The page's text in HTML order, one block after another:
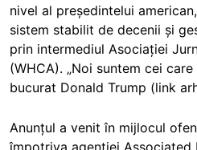
nivel al președintelui
sistem stabilit de decenii și
prin intermediul Asociației
(WHCA). „Noi suntem cei
bucurat Donald Trump (link
Anunțul a venit în mijlocul
împotriva agenției Associated